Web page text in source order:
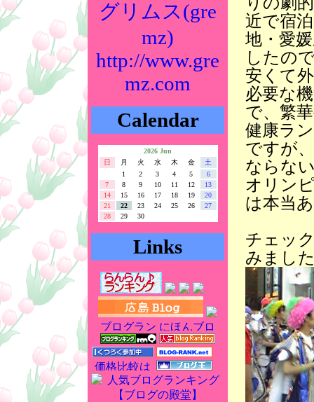
グリムス(gre
mz)
http://www.gre
mz.com
Calendar
2026 Jun
日
月 火 水 木 金
土
1
2 3 4 5
6
7
8 9 10 11 12
13
14
15 16 17 18 19
20
21
22 23 24 25 26
27
28
29 30
Links
近で宿
地・愛
したの
安くて
必要な
で、繁
健康ラ
ですが
ならな
オリン
は本当
チェッ
みまし